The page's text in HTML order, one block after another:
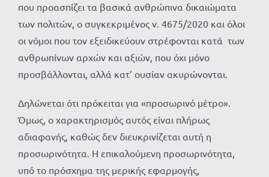
που προασπίζει τα βασικά ανθρώπινα δικαιώματα
των πολιτών, ο συγκεκριμένος ν. 4675/2020 και όλοι
οι νόμοι που τον εξειδικεύουν στρέφονται κατά των
ανθρωπίνων αρχών και αξιών, που όχι μόνο
προσβάλλονται, αλλά κατ’ ουσίαν ακυρώνονται.
Δηλώνεται ότι πρόκειται για «προσωρινό μέτρο».
Όμως, ο χαρακτηρισμός αυτός είναι πλήρως
αδιαφανής, καθώς δεν διευκρινίζεται αυτή η
προσωρινότητα. Η επικαλούμενη προσωρινότητα,
υπό το πρόσχημα της μερικής εφαρμογής,